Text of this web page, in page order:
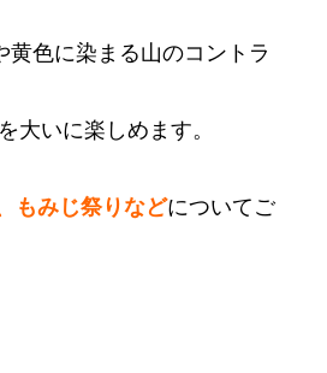
黄色に染まる山のコントラ
大いに楽しめます。
もみじ祭りなどについてご